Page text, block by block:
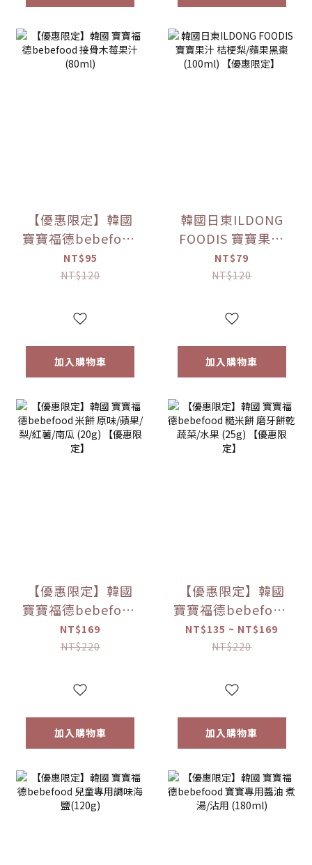
【優惠限定】韓國
寶寶福德bebefood
接骨木莓果汁
(80ml)
NT$95
NT$120
加入購物車
韓國日東ILDONG
FOODIS 寶寶果汁
桔梗梨/蘋果黑棗
(100ml) 【優惠限
NT$79
NT$120
加入購物車
【優惠限定】韓國
寶寶福德bebefood
米餅 原味/蘋果/梨/
紅薯/南瓜 (20g)
NT$169
NT$220
加入購物車
【優惠限定】韓國
寶寶福德bebefood
糙米餅 磨牙餅乾 蔬
菜/水果 (25g) 【優
NT$135 ~ NT$169
NT$220
加入購物車